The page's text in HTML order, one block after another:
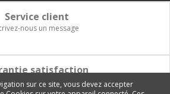
Service client
nous un message
satisfaction
pour changer d'avis et être remboursé
sur ce site, vous devez accepter